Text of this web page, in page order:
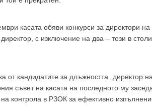
касата обяви конкурси за директори
с изключение на два – този в
от кандидатите за длъжността
съвет на касата на последното му
контрола в РЗОК за ефективно
НОВИНИ
За да можеда виждате